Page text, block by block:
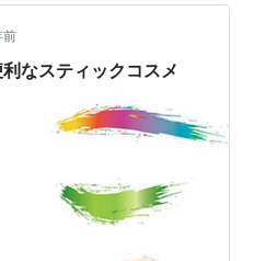
前
なスティックコスメ